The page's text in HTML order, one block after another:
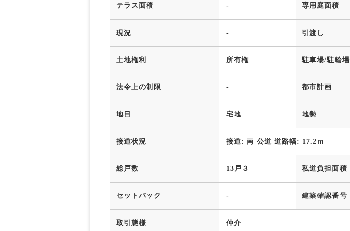
テラス面積 - 専用庭面積
現況 - 引渡し
土地権利 所有権 駐車場/駐輪場
法令上の制限 - 都市計画
地目 宅地 地勢
接道状況 接道: 南 公道 道路幅: 17.2ｍ
総戸数 13戸３ 私道負担面積
セットバック - 建築確認番号
取引態様 仲介